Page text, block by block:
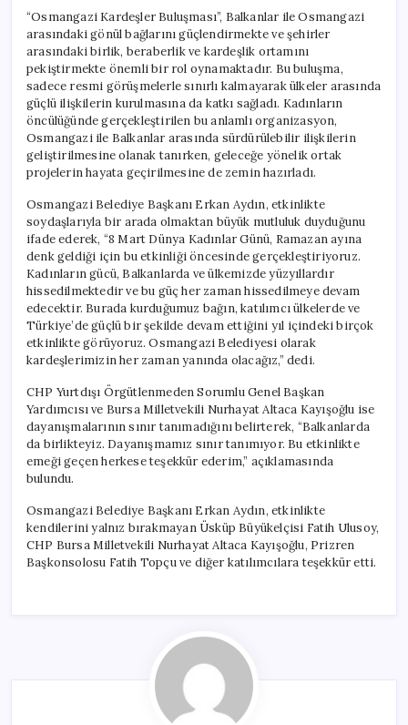
“Osmangazi Kardeşler Buluşması”, Balkanlar ile Osmangazi
arasındaki gönül bağlarını güçlendirmekte ve şehirler
arasındaki birlik, beraberlik ve kardeşlik ortamını
pekiştirmekte önemli bir rol oynamaktadır. Bu buluşma,
sadece resmi görüşmelerle sınırlı kalmayarak ülkeler arasında
güçlü ilişkilerin kurulmasına da katkı sağladı. Kadınların
öncülüğünde gerçekleştirilen bu anlamlı organizasyon,
Osmangazi ile Balkanlar arasında sürdürülebilir ilişkilerin
geliştirilmesine olanak tanırken, geleceğe yönelik ortak
projelerin hayata geçirilmesine de zemin hazırladı.
Osmangazi Belediye Başkanı Erkan Aydın, etkinlikte
soydaşlarıyla bir arada olmaktan büyük mutluluk duyduğunu
ifade ederek, “8 Mart Dünya Kadınlar Günü, Ramazan ayına
denk geldiği için bu etkinliği öncesinde gerçekleştiriyoruz.
Kadınların gücü, Balkanlarda ve ülkemizde yüzyıllardır
hissedilmektedir ve bu güç her zaman hissedilmeye devam
edecektir. Burada kurduğumuz bağın, katılımcı ülkelerde ve
Türkiye’de güçlü bir şekilde devam ettiğini yıl içindeki birçok
etkinlikte görüyoruz. Osmangazi Belediyesi olarak
kardeşlerimizin her zaman yanında olacağız,” dedi.
CHP Yurtdışı Örgütlenmeden Sorumlu Genel Başkan
Yardımcısı ve Bursa Milletvekili Nurhayat Altaca Kayışoğlu ise
dayanışmalarının sınır tanımadığını belirterek, “Balkanlarda
da birlikteyiz. Dayanışmamız sınır tanımıyor. Bu etkinlikte
emeği geçen herkese teşekkür ederim,” açıklamasında
bulundu.
Osmangazi Belediye Başkanı Erkan Aydın, etkinlikte
kendilerini yalnız bırakmayan Üsküp Büyükelçisi Fatih Ulusoy,
CHP Bursa Milletvekili Nurhayat Altaca Kayışoğlu, Prizren
Başkonsolosu Fatih Topçu ve diğer katılımcılara teşekkür etti.